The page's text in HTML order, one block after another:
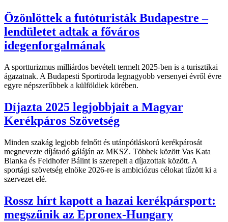
Özönlöttek a futóturisták Budapestre –
lendületet adtak a főváros
idegenforgalmának
A sportturizmus milliárdos bevételt termelt 2025-ben is a turisztikai
ágazatnak. A Budapesti Sportiroda legnagyobb versenyei évről évre
egyre népszerűbbek a külföldiek körében.
Díjazta 2025 legjobbjait a Magyar
Kerékpáros Szövetség
Minden szakág legjobb felnőtt és utánpótláskorú kerékpárosát
megnevezte díjátadó gáláján az MKSZ. Többek között Vas Kata
Blanka és Feldhofer Bálint is szerepelt a díjazottak között. A
sportági szövetség elnöke 2026-re is ambiciózus célokat tűzött ki a
szervezet elé.
Rossz hírt kapott a hazai kerékpársport:
megszűnik az Epronex-Hungary